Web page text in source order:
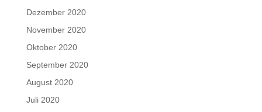
Dezember 2020
November 2020
Oktober 2020
September 2020
August 2020
Juli 2020